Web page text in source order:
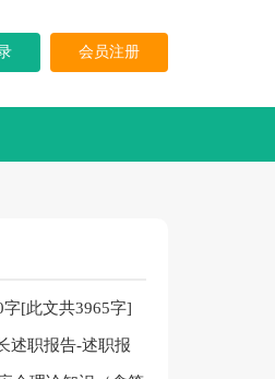
会员注册
[此文共3965字]
述职报告-述职报